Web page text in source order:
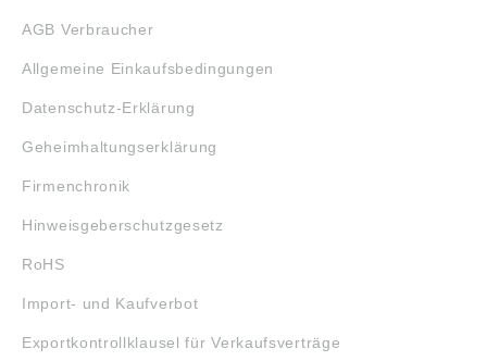
AGB Verbraucher
Allgemeine Einkaufsbedingungen
Datenschutz-Erklärung
Geheimhaltungserklärung
Firmenchronik
Hinweisgeberschutzgesetz
RoHS
Import- und Kaufverbot
Exportkontrollklausel für Verkaufsverträge